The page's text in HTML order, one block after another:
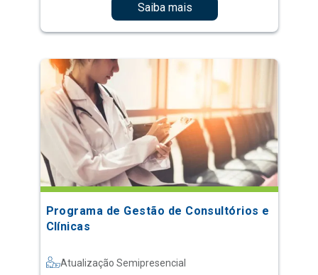
Saiba mais
Programa de Gestão de Consultórios e
Clínicas
Atualização Semipresencial